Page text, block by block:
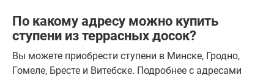
По какому адресу можно купить
ступени из террасных досок?
Вы можете приобрести ступени в Минске, Гродно,
Гомеле, Бресте и Витебске. Подробнее с адресами